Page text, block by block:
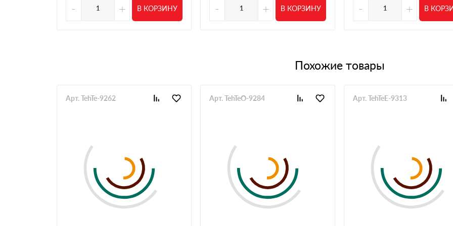
нормальные
28 мая 2025
Всегда делаю заказ тут по максимуму от утеплителя до кровли. Из плюсов скидка на объем и
Алексей
21 мая 2025
Беру черепицу, нужный цвет как правило в наличии или вполне разумные сроки, к качеству
претензий нет
Павел
12 мая 2025
Заказываем уже много лет под объекты, с приемкой не было проблем по стокам тоже
Андрей
04 мая 2025
Работаю напрямую с менеджерами, стараюсь делать сразу большой запрос чтобы скидка была
- + В КОРЗИНУ - + В КОРЗИНУ - + В
Похожие товары
Арт. TehTe-9262 Арт. TehTeO-9284 Арт. TehTeE-9313